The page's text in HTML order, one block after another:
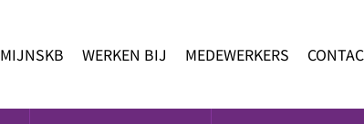
MIJNSKB WERKEN BIJ MEDEWERKERS